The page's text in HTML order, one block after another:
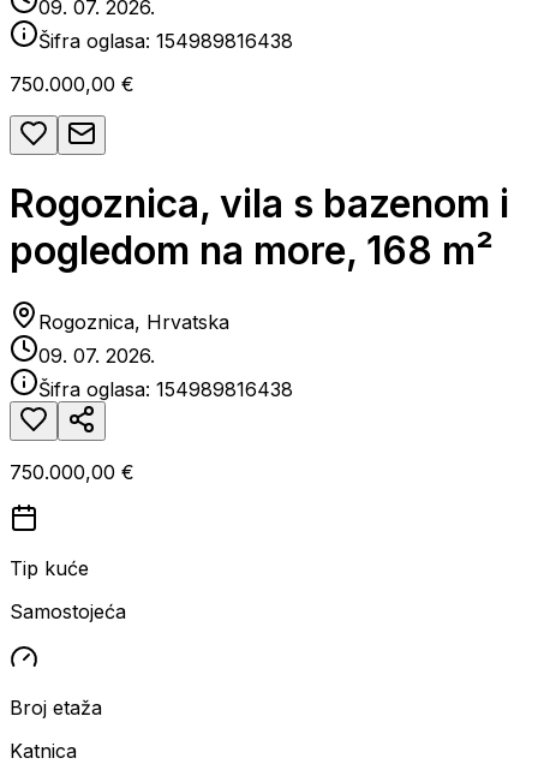
09. 07. 2026.
Šifra oglasa: 154989816438
750.000,00 €
Rogoznica, vila s bazenom i
pogledom na more, 168 m²
Rogoznica, Hrvatska
09. 07. 2026.
Šifra oglasa: 154989816438
750.000,00 €
Tip kuće
Samostojeća
Broj etaža
Katnica